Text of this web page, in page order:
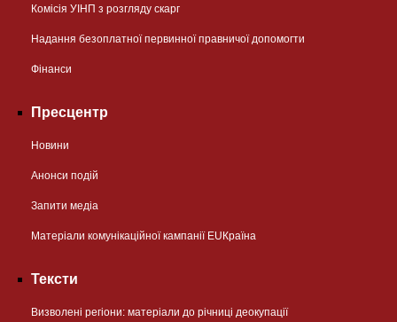
Комісія УІНП з розгляду скарг
Надання безоплатної первинної правничої допомогти
Фінанси
Пресцентр
Новини
Анонси подій
Запити медіа
Матеріали комунікаційної кампанії EUКраїна
Тексти
Визволені регіони: матеріали до річниці деокупації